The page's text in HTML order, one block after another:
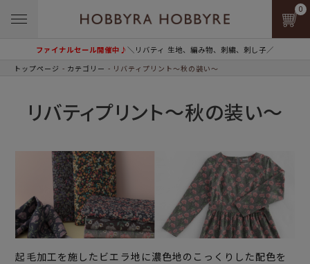
ファイナルセール開催中♪＼リバティ 生地、編み物、刺繍、刺し子／
0
トップページ カテゴリー リバティプリント～秋の装い～
リバティプリント～秋の装い～
起毛加工を施したビエラ地に濃色地のこっくりした配色を